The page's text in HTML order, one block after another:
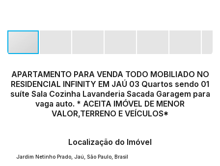
APARTAMENTO PARA VENDA TODO MOBILIADO NO
RESIDENCIAL INFINITY EM JAÚ 03 Quartos sendo 01
suíte Sala Cozinha Lavanderia Sacada Garagem para
vaga auto. * ACEITA IMÓVEL DE MENOR
VALOR,TERRENO E VEÍCULOS*
Localização do Imóvel
Jardim Netinho Prado, Jaú, São Paulo, Brasil